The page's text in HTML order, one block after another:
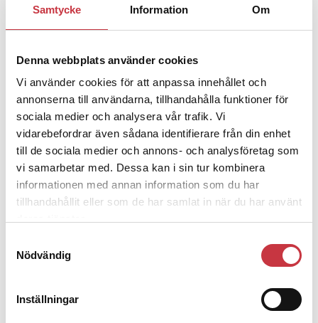
Samtycke Information Om
Denna webbplats använder cookies
Vi använder cookies för att anpassa innehållet och
annonserna till användarna, tillhandahålla funktioner för
sociala medier och analysera vår trafik. Vi
vidarebefordrar även sådana identifierare från din enhet
till de sociala medier och annons- och analysföretag som
vi samarbetar med. Dessa kan i sin tur kombinera
informationen med annan information som du har
tillhandahållit eller som de har samlat in när du har använt
Nödvändig
Inställningar
Polisregionen erkänner fel: ”Kommer
att rättas till”
Debatt
9 juli 2026
Slutreplik:Det handlar om